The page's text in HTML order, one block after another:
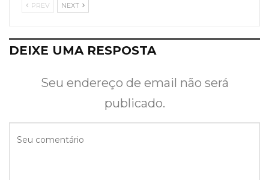
PREV NEXT
DEIXE UMA RESPOSTA
Seu endereço de email não será
publicado.